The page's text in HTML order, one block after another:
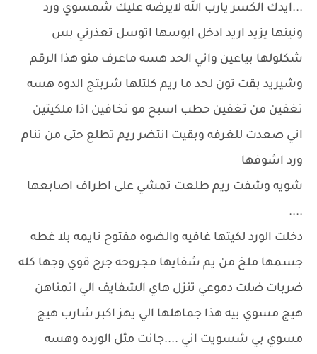
...ايدك الكسر يارب الله لايرضه عليك شمسوي ورد
ونينها يزيد اريد ادخل ابوسها اتوسل تعذرني بس
شكلولها بياعين واني الحد هسه ماعرف منو هذا الرقم
وشيريد بقت تون لحد ما ريم كلتلها شربتج الدوه هسه
تغفين من تغفين حطب اسبح مو تخافين اذا ملكيتين
اني صعدت للغرفه وبقيت انتضر ريم تطلع حتى من تنام
ورد اشوفها
شويه وشفت ريم طلعت تمشي على اطراف اصابعها
....
دخلت الورد لكيتها غافيه والضوه مفتوح نايمه بلا غطه
جسمها ملخ من يم شفايها مجروحه جرح قوي وجها كله
ضربات ضلت دموعي تنزل هاي الشفايف الي اتمناهن
هيج مسوي بيه هذا جماهلها الي يهز اكبر شارب هيج
مسوي بي شسويت اني ....جانت مثل الورده وهسه